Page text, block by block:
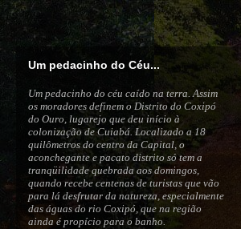
Um pedacinho do Céu...
Um pedacinho do céu caído na terra. Assim
os moradores definem o Distrito do Coxipó
do Ouro, lugarejo que deu início à
colonização de Cuiabá. Localizado a 18
quilômetros do centro da Capital, o
aconchegante e pacato distrito só tem a
tranqüilidade quebrada aos domingos,
quando recebe centenas de turistas que vão
para lá desfrutar da natureza, especialmente
das águas do rio Coxipó, que na região
ainda é propício para o banho.